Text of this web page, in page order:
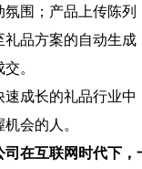
围；产品上传陈列
品方案的自动生成
。
成长的礼品行业
会的人。
司在互联网时代下，